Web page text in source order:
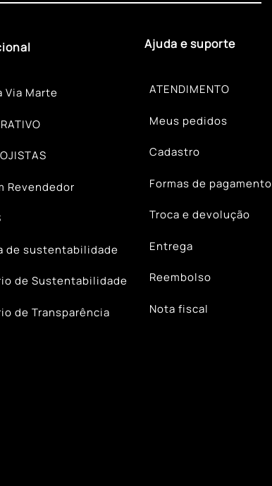
Via Marte
Revendedor
de sustentabilidade
de Sustentabilidade
de Transparência
Ajuda e suporte
ATENDIMENTO
Meus pedidos
Cadastro
Formas de pagamento
Troca e devolução
Entrega
Reembolso
Nota fiscal